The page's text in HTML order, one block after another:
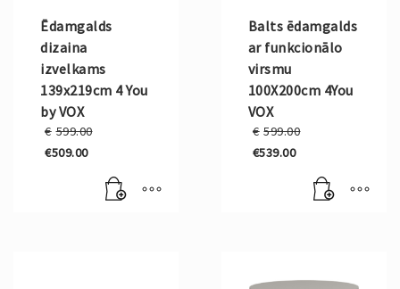
Ēdamgalds
dizaina
izvelkams
139x219cm 4 You
by VOX
€ 599.00
€599.00.
€509.00
Balts ēdamgalds
ar funkcionālo
virsmu
100X200cm 4You
VOX
€ 599.00
€599.00.
€539.00